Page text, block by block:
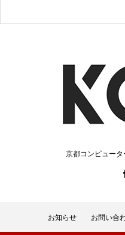
京都コンピュー
お知らせ お問い合